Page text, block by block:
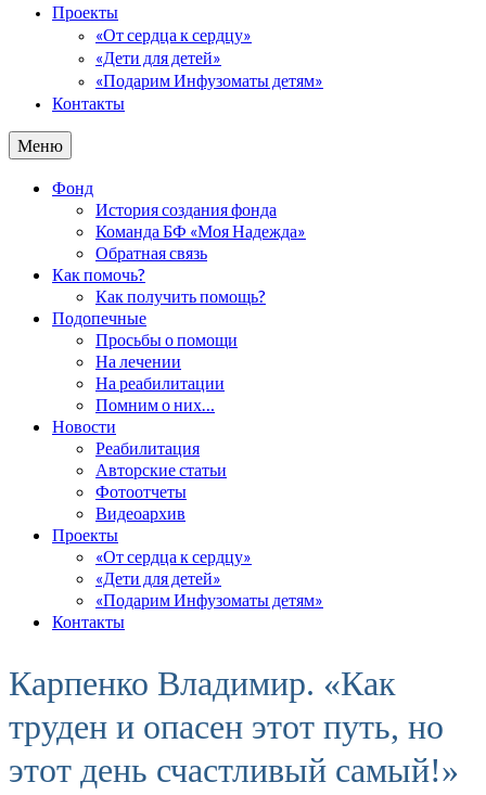
Проекты
«От сердца к сердцу»
«Дети для детей»
«Подарим Инфузоматы детям»
Контакты
Меню
Фонд
История создания фонда
Команда БФ «Моя Надежда»
Обратная связь
Как помочь?
Как получить помощь?
Подопечные
Просьбы о помощи
На лечении
На реабилитации
Помним о них…
Новости
Реабилитация
Авторские статьи
Фотоотчеты
Видеоархив
Проекты
«От сердца к сердцу»
«Дети для детей»
«Подарим Инфузоматы детям»
Контакты
Карпенко Владимир. «Как
труден и опасен этот путь, но
этот день счастливый самый!»